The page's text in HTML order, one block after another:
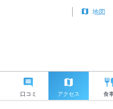
地図
口コミ アクセス 食